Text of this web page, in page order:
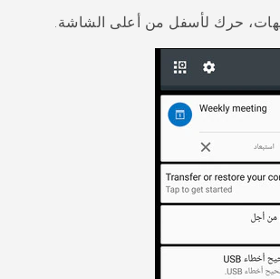
حرك لأسفل من أعلى الشاشة.